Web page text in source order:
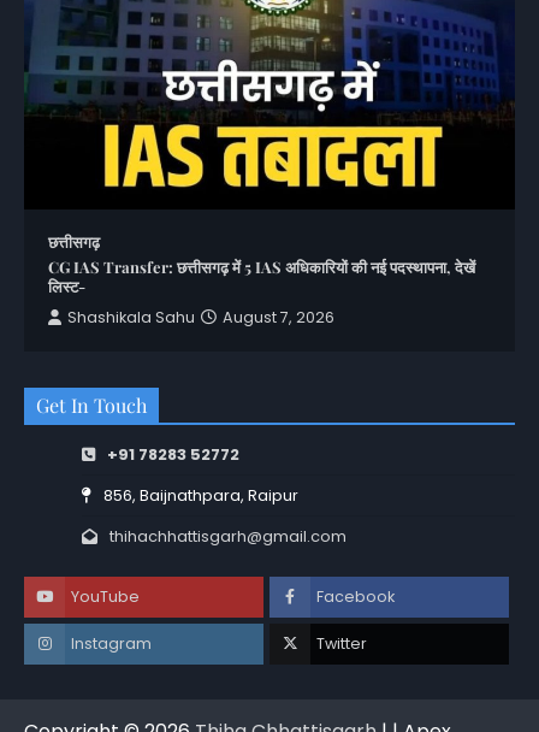
छत्तीसगढ़
CG IAS Transfer: छत्तीसगढ़ में 5 IAS अधिकारियों की नई पदस्थापना, देखें
लिस्ट-
Shashikala Sahu
August 7, 2026
Get In Touch
+91 78283 52772
856, Baijnathpara, Raipur
thihachhattisgarh@gmail.com
YouTube Facebook
Instagram Twitter